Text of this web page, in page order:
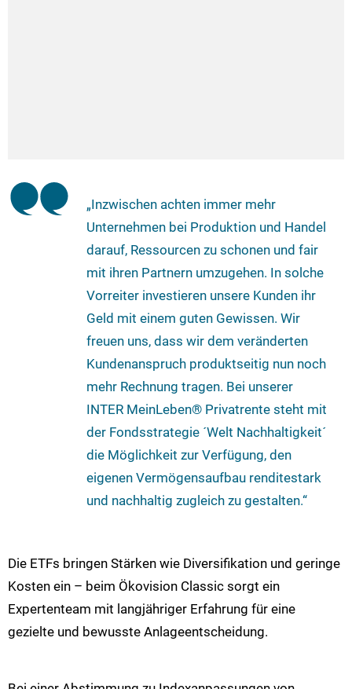
„Inzwischen achten immer mehr
Unternehmen bei Produktion und Handel
darauf, Ressourcen zu schonen und fair
mit ihren Partnern umzugehen. In solche
Vorreiter investieren unsere Kunden ihr
Geld mit einem guten Gewissen. Wir
freuen uns, dass wir dem veränderten
Kundenanspruch produktseitig nun noch
mehr Rechnung tragen. Bei unserer
INTER MeinLeben® Privatrente steht mit
der Fondsstrategie ´Welt Nachhaltigkeit´
die Möglichkeit zur Verfügung, den
eigenen Vermögensaufbau renditestark
und nachhaltig zugleich zu gestalten.“
Die ETFs bringen Stärken wie Diversifikation und geringe
Kosten ein – beim Ökovision Classic sorgt ein
Expertenteam mit langjähriger Erfahrung für eine
gezielte und bewusste Anlageentscheidung.